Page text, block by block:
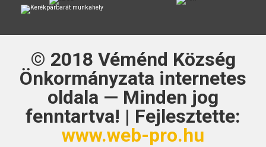
© 2018 Véménd Község
Önkormányzata internetes
oldala — Minden jog
fenntartva! | Fejlesztette:
www.web-pro.hu